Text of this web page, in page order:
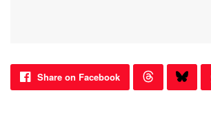
Share on Facebook